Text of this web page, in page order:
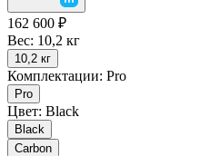
162 600 ₽
Вес: 10,2 кг
10,2 кг
Комплектации: Pro
Pro
Цвет: Black
Black
Carbon